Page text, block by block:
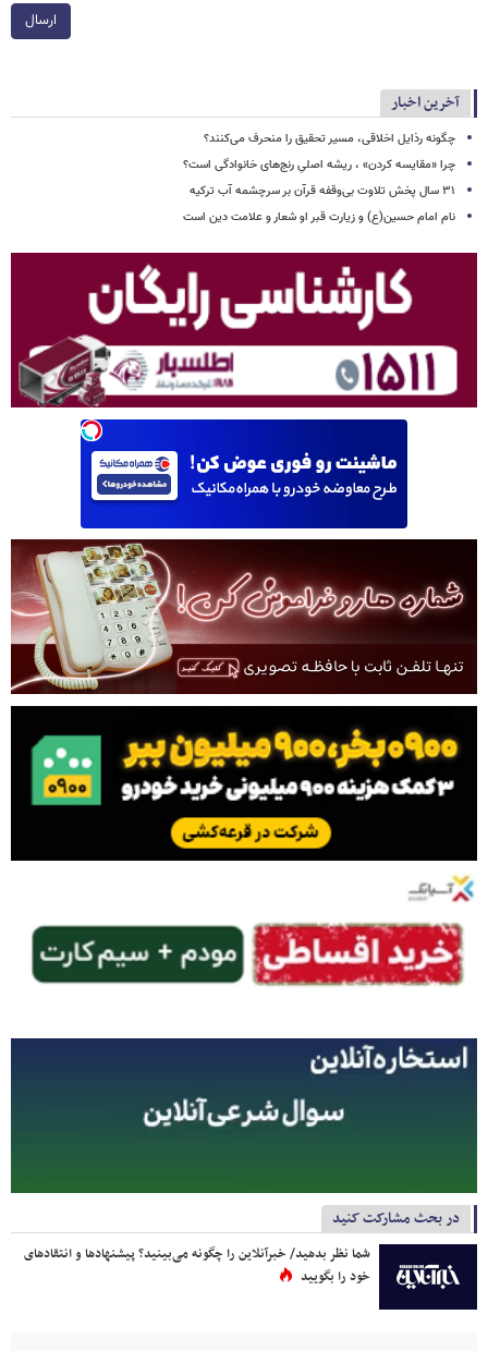
ارسال
آخرین اخبار
چگونه رذایل اخلاقی، مسیر تحقیق را منحرف می‌کنند؟
چرا «مقایسه کردن» ، ریشه اصلیِ رنج‌های خانوادگی است؟
۳۱ سال پخش تلاوت بی‌وقفه قرآن بر سرچشمه آب ترکیه
نام امام حسین(ع) و زیارت قبر او شعار و علامت دین است
در بحث مشارکت کنید
شما نظر بدهید/ خبرآنلاین را چگونه می‌بینید؟ پیشنهادها و انتقادهای
خود را بگویید